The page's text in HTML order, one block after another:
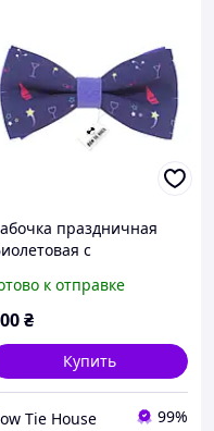
праздничная
с
к отправке
₴
Купить
Tie House 99%